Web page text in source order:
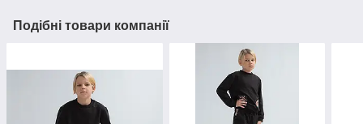
Подібні товари компанії